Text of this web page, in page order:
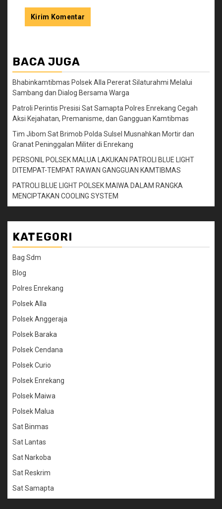
BACA JUGA
Bhabinkamtibmas Polsek Alla Pererat Silaturahmi Melalui
Sambang dan Dialog Bersama Warga
Patroli Perintis Presisi Sat Samapta Polres Enrekang Cegah
Aksi Kejahatan, Premanisme, dan Gangguan Kamtibmas
Tim Jibom Sat Brimob Polda Sulsel Musnahkan Mortir dan
Granat Peninggalan Militer di Enrekang
PERSONIL POLSEK MALUA LAKUKAN PATROLI BLUE LIGHT
DITEMPAT-TEMPAT RAWAN GANGGUAN KAMTIBMAS
PATROLI BLUE LIGHT POLSEK MAIWA DALAM RANGKA
MENCIPTAKAN COOLING SYSTEM
KATEGORI
Bag Sdm
Blog
Polres Enrekang
Polsek Alla
Polsek Anggeraja
Polsek Baraka
Polsek Cendana
Polsek Curio
Polsek Enrekang
Polsek Maiwa
Polsek Malua
Sat Binmas
Sat Lantas
Sat Narkoba
Sat Reskrim
Sat Samapta